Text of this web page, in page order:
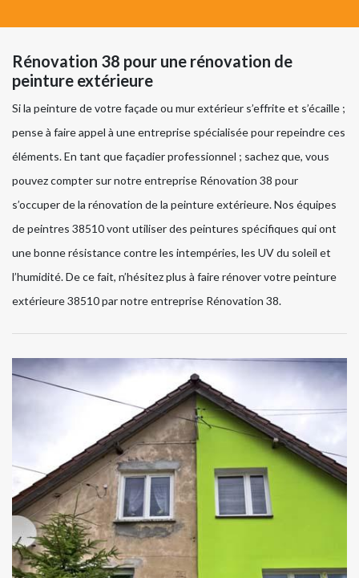
Rénovation 38 pour une rénovation de
peinture extérieure
Si la peinture de votre façade ou mur extérieur s’effrite et s’écaille ;
pense à faire appel à une entreprise spécialisée pour repeindre ces
éléments. En tant que façadier professionnel ; sachez que, vous
pouvez compter sur notre entreprise Rénovation 38 pour
s’occuper de la rénovation de la peinture extérieure. Nos équipes
de peintres 38510 vont utiliser des peintures spécifiques qui ont
une bonne résistance contre les intempéries, les UV du soleil et
l’humidité. De ce fait, n’hésitez plus à faire rénover votre peinture
extérieure 38510 par notre entreprise Rénovation 38.